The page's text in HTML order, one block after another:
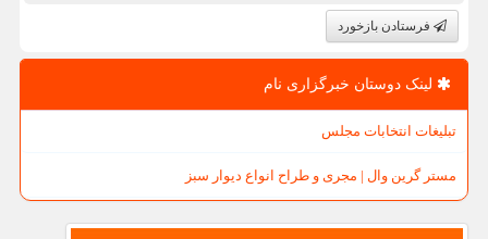
فرستادن بازخورد
لینک دوستان خبرگزاری نام
تبلیغات انتخابات مجلس
مستر گرین وال | مجری و طراح انواع دیوار سبز